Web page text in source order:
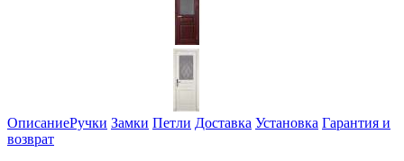
ОписаниеРучки Замки Петли Доставка Установка Гарантия и
возврат